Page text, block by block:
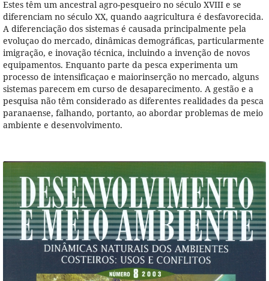
Estes têm um ancestral agro-pesqueiro no século XVIII e se
diferenciam no século XX, quando aagricultura é desfavorecida.
A diferenciação dos sistemas é causada principalmente pela
evoluçao do mercado, dinâmicas demográficas, particularmente
imigração, e inovação técnica, incluindo a invenção de novos
equipamentos. Enquanto parte da pesca experimenta um
processo de intensificaçao e maiorinserção no mercado, alguns
sistemas parecem em curso de desaparecimento. A gestão e a
pesquisa não têm considerado as diferentes realidades da pesca
paranaense, falhando, portanto, ao abordar problemas de meio
ambiente e desenvolvimento.